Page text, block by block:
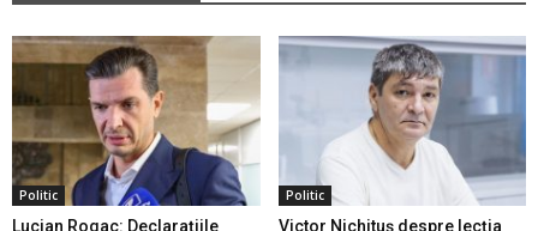
Politic
Lucian Rogac: Declarațiile
Politic
Victor Nichituș despre lecția